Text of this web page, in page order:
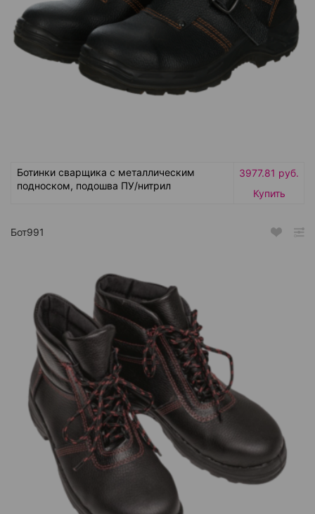
Ботинки сварщика с металлическим
подноском, подошва ПУ/нитрил
3977.81 руб.
Купить
Бот991